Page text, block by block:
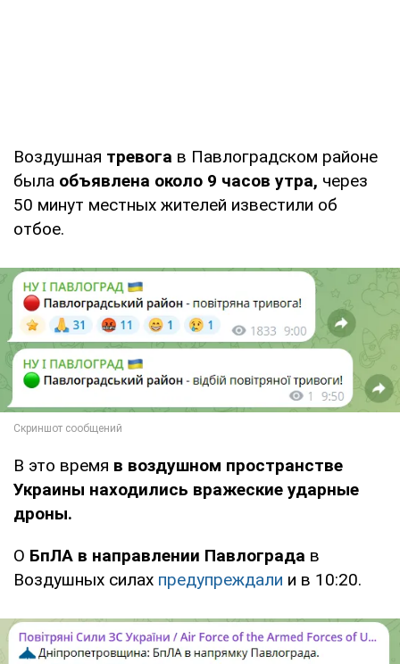
Воздушная тревога в Павлоградском районе
была объявлена около 9 часов утра, через
50 минут местных жителей известили об
отбое.
В это время в воздушном пространстве
Украины находились вражеские ударные
дроны.
О БпЛА в направлении Павлограда в
Воздушных силах предупреждали и в 10:20.